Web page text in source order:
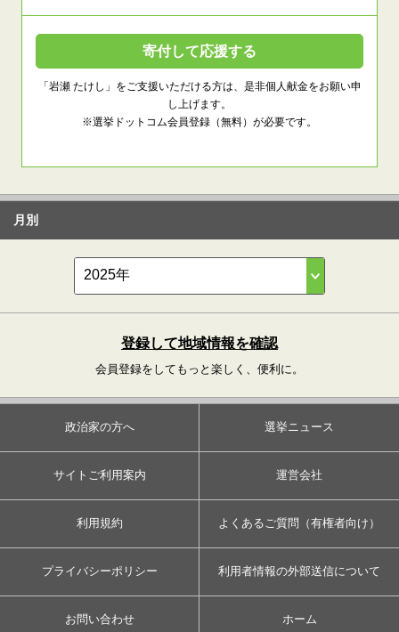
寄付して応援する
「岩瀬 たけし」をご支援いただける方は、是非個人献金をお願い申
し上げます。
※選挙ドットコム会員登録（無料）が必要です。
月別
登録して地域情報を確認
会員登録をしてもっと楽しく、便利に。
政治家の方へ 選挙ニュース
サイトご利用案内 運営会社
利用規約 よくあるご質問（有権者向け）
プライバシーポリシー 利用者情報の外部送信について
お問い合わせ ホーム